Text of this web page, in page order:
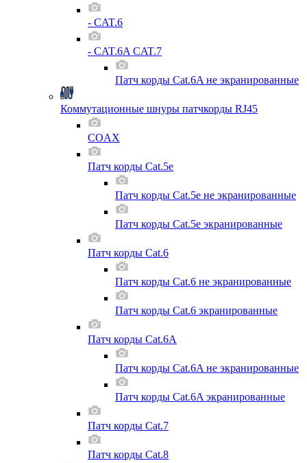
- CAT.6
- CAT.6A CAT.7
Патч корды Cat.6A не экранированные
Коммутационные шнуры патчкорды RJ45
COAX
Патч корды Cat.5e
Патч корды Cat.5e не экранированные
Патч корды Cat.5e экранированные
Патч корды Cat.6
Патч корды Cat.6 не экранированные
Патч корды Cat.6 экранированные
Патч корды Cat.6A
Патч корды Cat.6A не экранированные
Патч корды Cat.6A экранированные
Патч корды Cat.7
Патч корды Cat.8